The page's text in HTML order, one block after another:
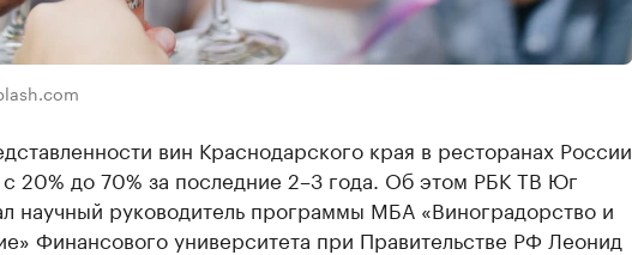
вин Краснодарского края в ресторанах России
20% до 70% за последние 2–3 года. Об этом РБК ТВ Юг
научный руководитель программы МБА «Виноградорство и
Финансового университета при Правительстве РФ Леонид